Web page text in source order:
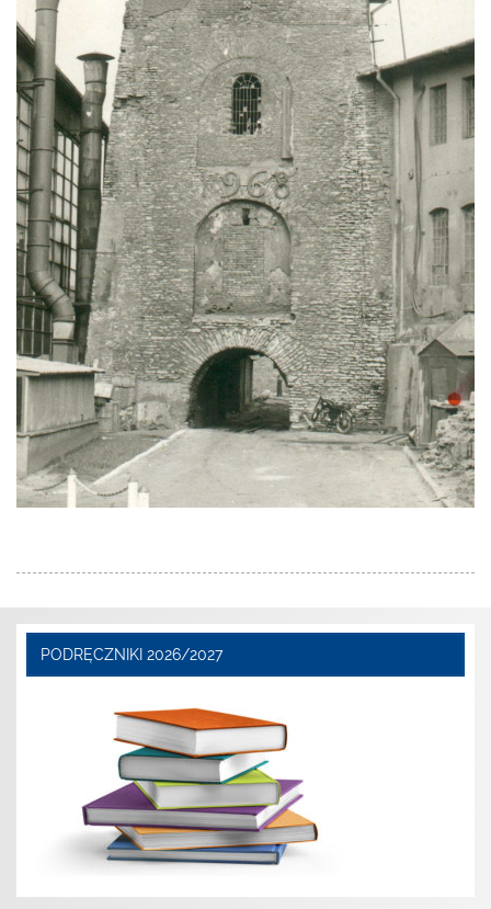
PODRĘCZNIKI 2026/2027